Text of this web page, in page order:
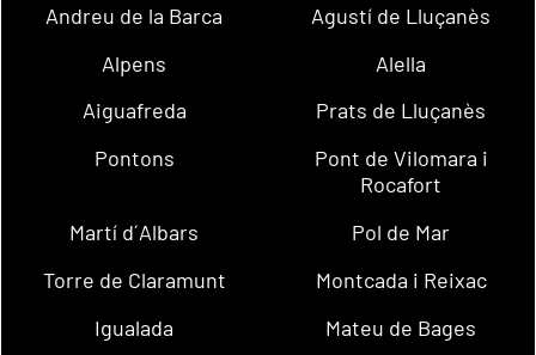
Andreu de la Barca
Agustí de Lluçanès
Alpens
Alella
Aiguafreda
Prats de Lluçanès
Pontons
Pont de Vilomara i
Rocafort
Martí d´Albars
Pol de Mar
Torre de Claramunt
Montcada i Reixac
Igualada
Mateu de Bages